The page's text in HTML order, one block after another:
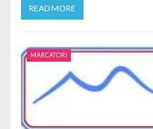
READ MORE
MARCATORI